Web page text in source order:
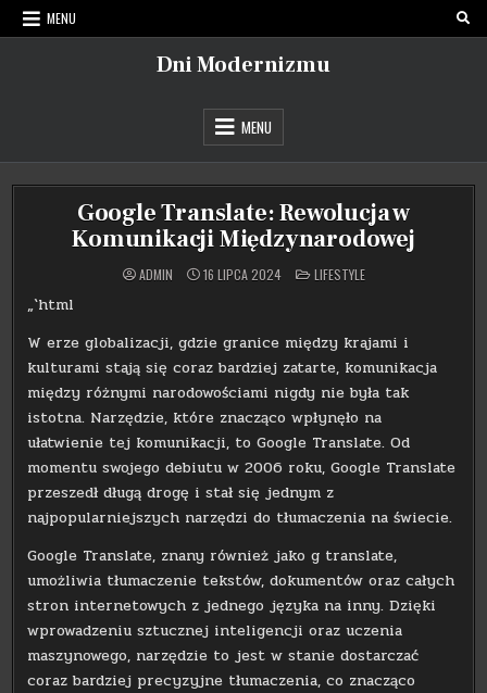
Skip
to
MENU
Dni Modernizmu
MENU
Google Translate: Rewolucja w
Komunikacji Międzynarodowej
ADMIN 16 LIPCA 2024 POSTED
IN
LIFESTYLE
„`html
W erze globalizacji, gdzie granice między krajami i
kulturami stają się coraz bardziej zatarte, komunikacja
między różnymi narodowościami nigdy nie była tak
istotna. Narzędzie, które znacząco wpłynęło na
ułatwienie tej komunikacji, to Google Translate. Od
momentu swojego debiutu w 2006 roku, Google Translate
przeszedł długą drogę i stał się jednym z
najpopularniejszych narzędzi do tłumaczenia na świecie.
Google Translate, znany również jako g translate,
umożliwia tłumaczenie tekstów, dokumentów oraz całych
stron internetowych z jednego języka na inny. Dzięki
wprowadzeniu sztucznej inteligencji oraz uczenia
maszynowego, narzędzie to jest w stanie dostarczać
coraz bardziej precyzyjne tłumaczenia, co znacząco